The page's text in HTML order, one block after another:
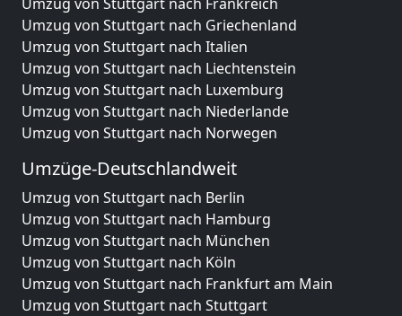
Umzug von Stuttgart nach Griechenland
Umzug von Stuttgart nach Italien
Umzug von Stuttgart nach Liechtenstein
Umzug von Stuttgart nach Luxemburg
Umzug von Stuttgart nach Niederlande
Umzug von Stuttgart nach Norwegen
Umzüge-Deutschlandweit
Umzug von Stuttgart nach Berlin
Umzug von Stuttgart nach Hamburg
Umzug von Stuttgart nach München
Umzug von Stuttgart nach Köln
Umzug von Stuttgart nach Frankfurt am Main
Umzug von Stuttgart nach Stuttgart